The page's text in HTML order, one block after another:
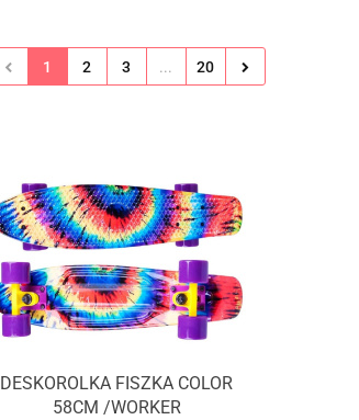
1 2 3 ... 20
DESKOROLKA FISZKA COLOR
58CM /WORKER